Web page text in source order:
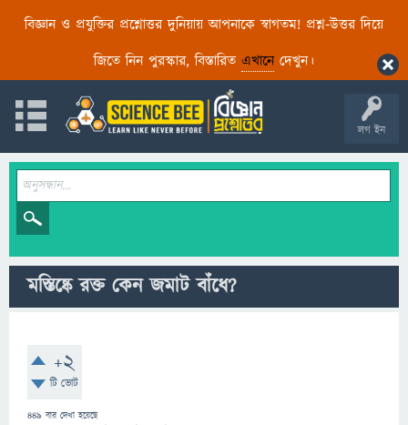
বিজ্ঞান ও প্রযুক্তির প্রশ্নোত্তর দুনিয়ায় আপনাকে স্বাগতম! প্রশ্ন-উত্তর দিয়ে
জিতে নিন পুরস্কার, বিস্তারিত এখানেদেখুন।
লগ ইন
মস্তিষ্কে রক্ত কেন জমাট বাঁধে?
+2
টি ভোট
449 বার দেখা হয়েছে